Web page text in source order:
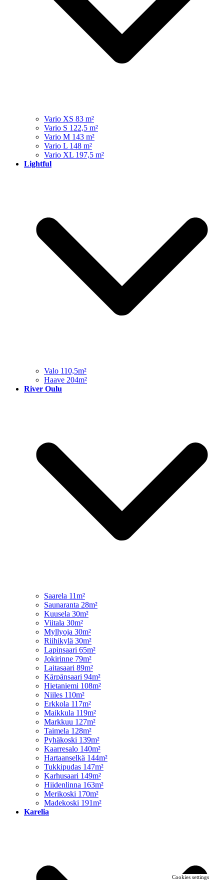
Vario XS 83 m²
Vario S 122,5 m²
Vario M 143 m²
Vario L 148 m²
Vario XL 197,5 m²
Lightful
Valo 110,5m²
Haave 204m²
River Oulu
Saarela 11m²
Saunaranta 28m²
Kuusela 30m²
Viitala 30m²
Myllyoja 30m²
Riihikylä 30m²
Lapinsaari 65m²
Jokirinne 79m²
Laitasaari 89m²
Kärpänsaari 94m²
Hietaniemi 108m²
Niiles 110m²
Erkkola 117m²
Maikkula 119m²
Markkuu 127m²
Taimela 128m²
Pyhäkoski 139m²
Kaarresalo 140m²
Hartaanselkä 144m²
Tukkipudas 147m²
Karhusaari 149m²
Hiidenlinna 163m²
Merikoski 170m²
Madekoski 191m²
Karelia
Cookies settings